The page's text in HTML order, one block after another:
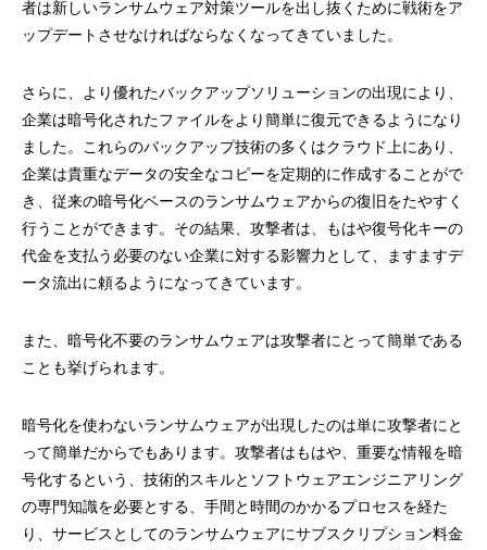
者は新しいランサムウェア対策ツールを出し抜くために戦術をア
ップデートさせなければならなくなってきていました。
さらに、より優れたバックアップソリューションの出現により、
企業は暗号化されたファイルをより簡単に復元できるようになり
ました。これらのバックアップ技術の多くはクラウド上にあり、
企業は貴重なデータの安全なコピーを定期的に作成することがで
き、従来の暗号化ベースのランサムウェアからの復旧をたやすく
行うことができます。その結果、攻撃者は、もはや復号化キーの
代金を支払う必要のない企業に対する影響力として、ますますデ
ータ流出に頼るようになってきています。
また、暗号化不要のランサムウェアは攻撃者にとって簡単である
ことも挙げられます。
暗号化を使わないランサムウェアが出現したのは単に攻撃者にと
って簡単だからでもあります。攻撃者はもはや、重要な情報を暗
号化するという、技術的スキルとソフトウェアエンジニアリング
の専門知識を必要とする、手間と時間のかかるプロセスを経た
り、サービスとしてのランサムウェアにサブスクリプション料金